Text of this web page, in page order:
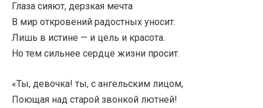
Глаза сияют, дерзкая мечта
В мир откровений радостных уносит.
Лишь в истине — и цель и красота.
Но тем сильнее сердце жизни просит.
«Ты, девочка! ты, с ангельским лицом,
Поющая над старой звонкой лютней!